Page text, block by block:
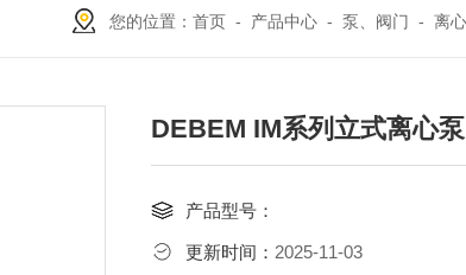
您的位置： 首页 - 产品中心 - 泵、阀门 - 离
DEBEM IM系列立式离心泵
产品型号：
更新时间： 2025-11-03